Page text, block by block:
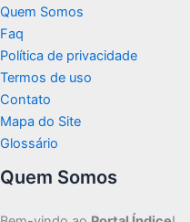
Quem Somos
Faq
Política de privacidade
Termos de uso
Contato
Mapa do Site
Glossário
Quem Somos